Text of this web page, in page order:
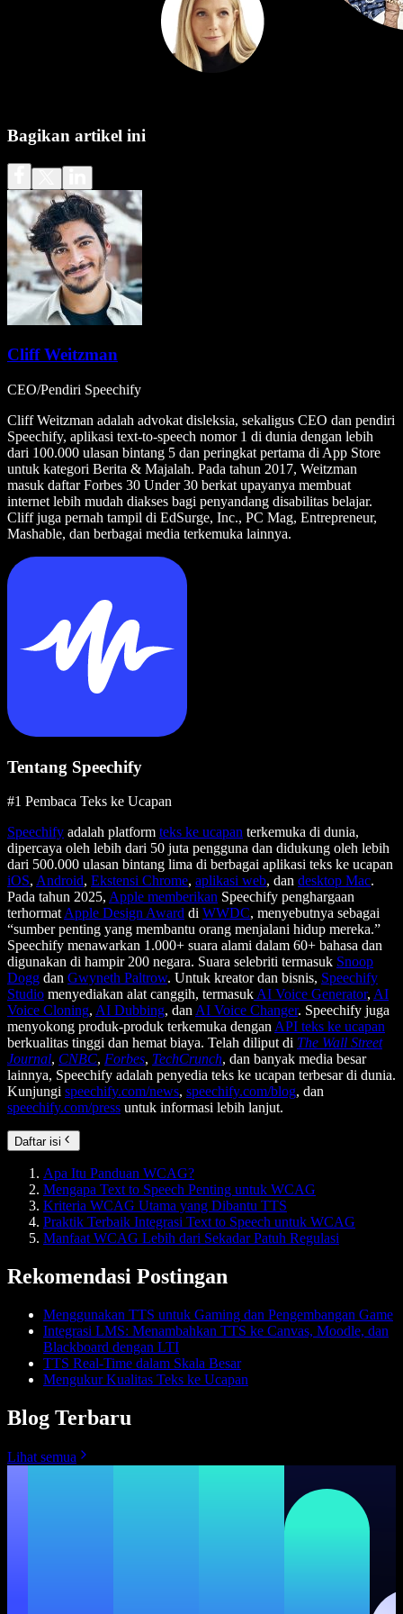
Bagikan artikel ini
Cliff Weitzman
CEO/Pendiri Speechify
Cliff Weitzman adalah advokat disleksia, sekaligus CEO dan pendiri
Speechify, aplikasi text-to-speech nomor 1 di dunia dengan lebih
dari 100.000 ulasan bintang 5 dan peringkat pertama di App Store
untuk kategori Berita & Majalah. Pada tahun 2017, Weitzman
masuk daftar Forbes 30 Under 30 berkat upayanya membuat
internet lebih mudah diakses bagi penyandang disabilitas belajar.
Cliff juga pernah tampil di EdSurge, Inc., PC Mag, Entrepreneur,
Mashable, dan berbagai media terkemuka lainnya.
Tentang Speechify
#1 Pembaca Teks ke Ucapan
Speechify adalah platform teks ke ucapan terkemuka di dunia,
dipercaya oleh lebih dari 50 juta pengguna dan didukung oleh lebih
dari 500.000 ulasan bintang lima di berbagai aplikasi teks ke ucapan
iOS, Android, Ekstensi Chrome, aplikasi web, dan desktop Mac.
Pada tahun 2025, Apple memberikan Speechify penghargaan
terhormatApple Design Award di WWDC, menyebutnya sebagai
“sumber penting yang membantu orang menjalani hidup mereka.”
Speechify menawarkan 1.000+ suara alami dalam 60+ bahasa dan
digunakan di hampir 200 negara. Suara selebriti termasuk Snoop
Dogg dan Gwyneth Paltrow. Untuk kreator dan bisnis, Speechify
Studio menyediakan alat canggih, termasukAI Voice Generator, AI
Voice Cloning, AI Dubbing, danAI Voice Changer. Speechify juga
menyokong produk-produk terkemuka denganAPI teks ke ucapan
berkualitas tinggi dan hemat biaya. Telah diliput di The Wall Street
Journal, CNBC, Forbes, TechCrunch, dan banyak media besar
lainnya, Speechify adalah penyedia teks ke ucapan terbesar di dunia.
Kunjungi speechify.com/news, speechify.com/blog, dan
speechify.com/press untuk informasi lebih lanjut.
Daftar isi
Apa Itu Panduan WCAG?
Mengapa Text to Speech Penting untuk WCAG
Kriteria WCAG Utama yang Dibantu TTS
Praktik Terbaik Integrasi Text to Speech untuk WCAG
Manfaat WCAG Lebih dari Sekadar Patuh Regulasi
Rekomendasi Postingan
Menggunakan TTS untuk Gaming dan Pengembangan Game
Integrasi LMS: Menambahkan TTS ke Canvas, Moodle, dan
Blackboard dengan LTI
TTS Real-Time dalam Skala Besar
Mengukur Kualitas Teks ke Ucapan
Blog Terbaru
Lihat semua